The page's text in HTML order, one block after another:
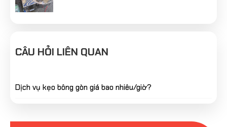
CÂU HỎI LIÊN QUAN
Dịch vụ kẹo bông gòn giá bao nhiêu/giờ?